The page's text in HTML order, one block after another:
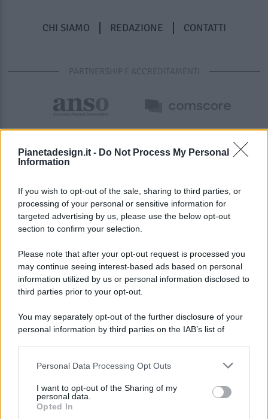
Pianetadesign.it - Do Not Process My Personal
Information
If you wish to opt-out of the sale, sharing to third parties, or
processing of your personal or sensitive information for
targeted advertising by us, please use the below opt-out
section to confirm your selection.
Please note that after your opt-out request is processed you
may continue seeing interest-based ads based on personal
information utilized by us or personal information disclosed to
third parties prior to your opt-out.
You may separately opt-out of the further disclosure of your
personal information by third parties on the IAB’s list of
This information may also be disclosed by us to third parties
disclose it to other third parties.
Personal Data Processing Opt Outs
I want to opt-out of the Sharing of my
personal data.
Opted In
CHI SIAMO REDAZIONE CONTATTI
PARTNERSHIP E ACCREDITAMENTI
© 2026 - Pianeta Design - P.IVA 04827280654 - Testata
Registrata Al Tribunale Di Nocera Inferiore N. 8/2020 - RG N.
ISCRIZIONE AL ROC N. 35792 – ISCRITTA ALL’ANSO
(ASSOCIAZIONE NAZIONALE STAMPA ONLINE)
PREFERENZE PRIVACY